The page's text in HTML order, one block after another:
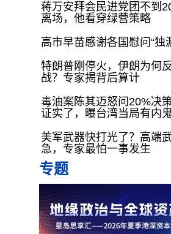
蒋万安拜会民进党团不到
离场，他看穿绿营策略
高市早苗感谢各国慰问“独
特朗普刚停火，伊朗为何
战？专家揭背后算计
毒油案陈其迈怒问20%决
证实了，曝台湾当局有内
美军武器快打光了？高端
急，专家最怕一事发生
专题